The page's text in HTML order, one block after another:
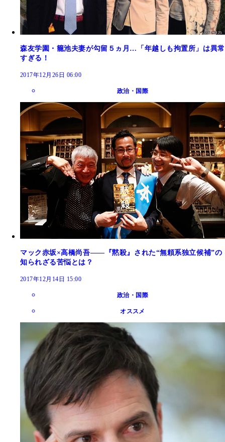
森友学園・籠池夫妻が勾留５ヵ月…「年越しも拘置所」は異常
すぎる！
2017年12月26日 06:00
政治・国際
マック赤坂×高橋尚吾――『黙殺』された“無頼系独立候補”の
知られざる苦悩とは？
2017年12月14日 15:00
政治・国際
オススメ